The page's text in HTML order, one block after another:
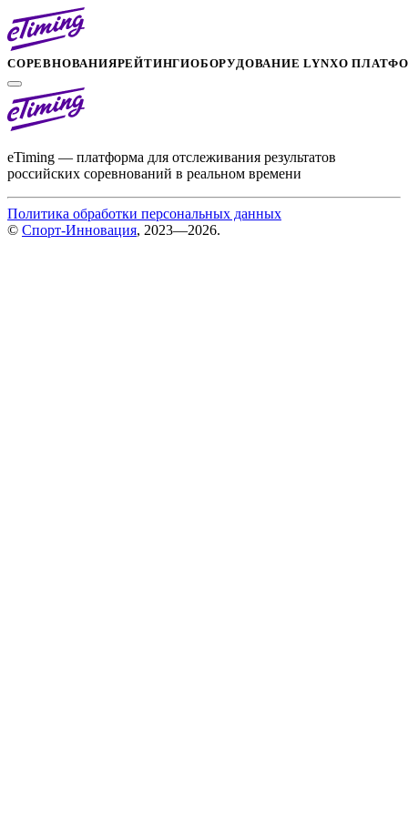
СОРЕВНОВАНИЯРЕЙТИНГИОБОРУДОВАНИЕ LYNXО
eTiming — платформа для отслеживания результатов
российских соревнований в реальном времени
Политика обработки персональных данных
© Спорт-Инновация, 2023—2026.